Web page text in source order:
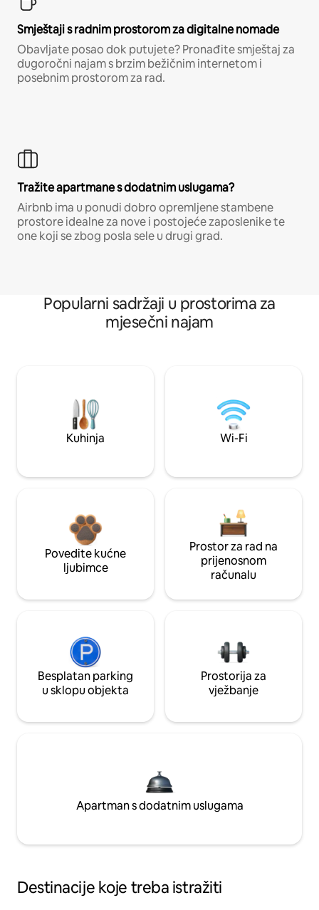
Smještaji s radnim prostorom za digitalne nomade
Obavljate posao dok putujete? Pronađite smještaj za
dugoročni najam s brzim bežičnim internetom i
posebnim prostorom za rad.
Tražite apartmane s dodatnim uslugama?
Airbnb ima u ponudi dobro opremljene stambene
prostore idealne za nove i postojeće zaposlenike te
one koji se zbog posla sele u drugi grad.
Popularni sadržaji u prostorima za
mjesečni najam
Kuhinja Wi-Fi
Povedite kućne
ljubimce
Prostor za rad na
prijenosnom
računalu
Besplatan parking
u sklopu objekta
Prostorija za
vježbanje
Apartman s dodatnim uslugama
Destinacije koje treba istražiti